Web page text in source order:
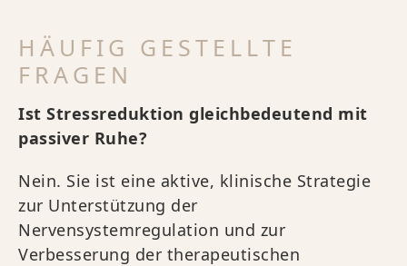
HÄUFIG GESTELLTE
FRAGEN
Ist Stressreduktion gleichbedeutend mit
passiver Ruhe?
Nein. Sie ist eine aktive, klinische Strategie
zur Unterstützung der
Nervensystemregulation und zur
Verbesserung der therapeutischen